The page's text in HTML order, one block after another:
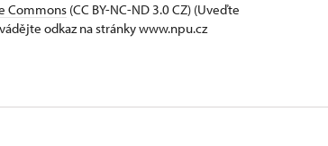
Commons (CC BY-NC-ND 3.0 CZ) (Uveďte
odkaz na stránky www.npu.cz